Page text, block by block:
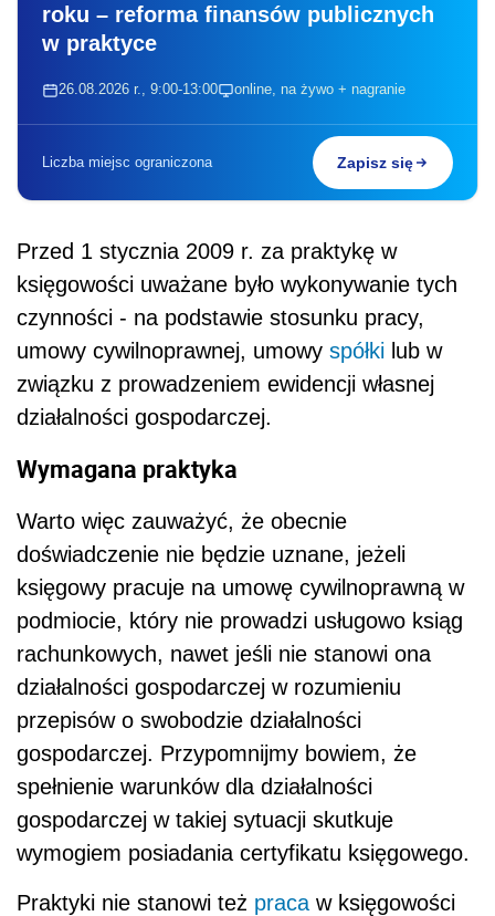
roku – reforma finansów publicznych
w praktyce
26.08.2026 r., 9:00-13:00 online, na żywo + nagranie
Liczba miejsc ograniczona Zapisz się
Przed 1 stycznia 2009 r. za praktykę w
księgowości uważane było wykonywanie tych
czynności - na podstawie stosunku pracy,
umowy cywilnoprawnej, umowy spółki lub w
związku z prowadzeniem ewidencji własnej
działalności gospodarczej.
Wymagana praktyka
Warto więc zauważyć, że obecnie
doświadczenie nie będzie uznane, jeżeli
księgowy pracuje na umowę cywilnoprawną w
podmiocie, który nie prowadzi usługowo ksiąg
rachunkowych, nawet jeśli nie stanowi ona
działalności gospodarczej w rozumieniu
przepisów o swobodzie działalności
gospodarczej. Przypomnijmy bowiem, że
spełnienie warunków dla działalności
gospodarczej w takiej sytuacji skutkuje
wymogiem posiadania certyfikatu księgowego.
Praktyki nie stanowi też praca w księgowości